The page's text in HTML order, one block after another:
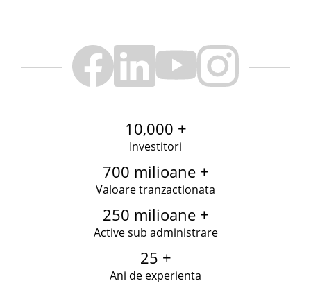
10,000 +
Investitori
700 milioane +
Valoare tranzactionata
250 milioane +
Active sub administrare
25 +
Ani de experienta